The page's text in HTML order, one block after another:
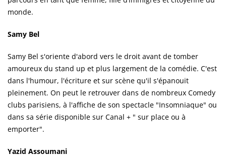
monde.
Samy Bel
Samy Bel s'oriente d'abord vers le droit avant de tomber
amoureux du stand up et plus largement de la comédie. C'est
dans l'humour, l'écriture et sur scène qu'il s'épanouit
pleinement. On peut le retrouver dans de nombreux Comedy
clubs parisiens, à l'affiche de son spectacle "Insomniaque" ou
dans sa série disponible sur Canal + " sur place ou à
emporter".
Yazid Assoumani